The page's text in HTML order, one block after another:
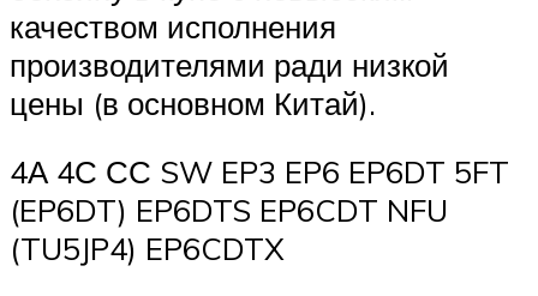
качеством исполнения
производителями ради низкой
цены (в основном Китай).
4А 4С СС SW EP3 EP6 EP6DT 5FT
(EP6DT) EP6DTS EP6CDT NFU
(TU5JP4) EP6CDTX